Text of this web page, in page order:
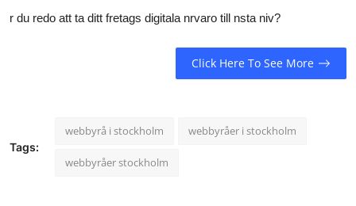
r du redo att ta ditt fretags digitala nrvaro till nsta niv?
Click Here To See More
Tags:
webbyrå i stockholm webbyråer i stockholm
webbyråer stockholm